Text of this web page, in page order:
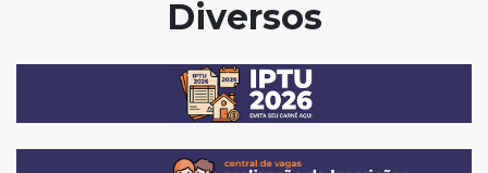
Diversos